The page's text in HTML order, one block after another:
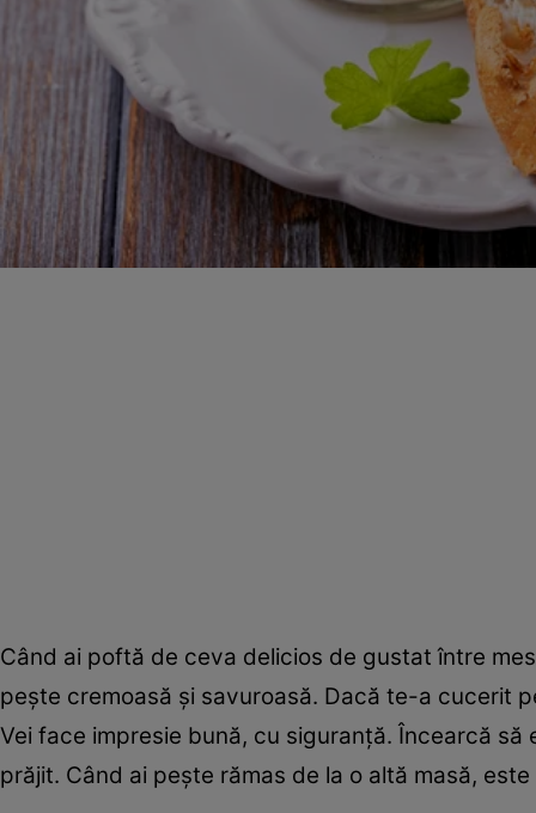
Când ai poftă de ceva delicios de gustat între
peşte cremoasă şi savuroasă. Dacă te-a cucerit
Vei face impresie bună, cu siguranţă. Încearcă
prăjit. Când ai peşte rămas de la o altă masă,